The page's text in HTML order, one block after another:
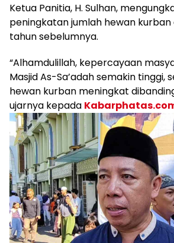
Ketua Panitia, H. Sulhan,
peningkatan jumlah hewan
tahun sebelumnya.
“Alhamdulillah, kepercayaan
Masjid As-Sa’adah semakin tinggi,
hewan kurban meningkat
ujarnya kepada